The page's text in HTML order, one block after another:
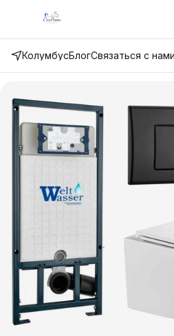
КолумбусБлогСвязаться с нами